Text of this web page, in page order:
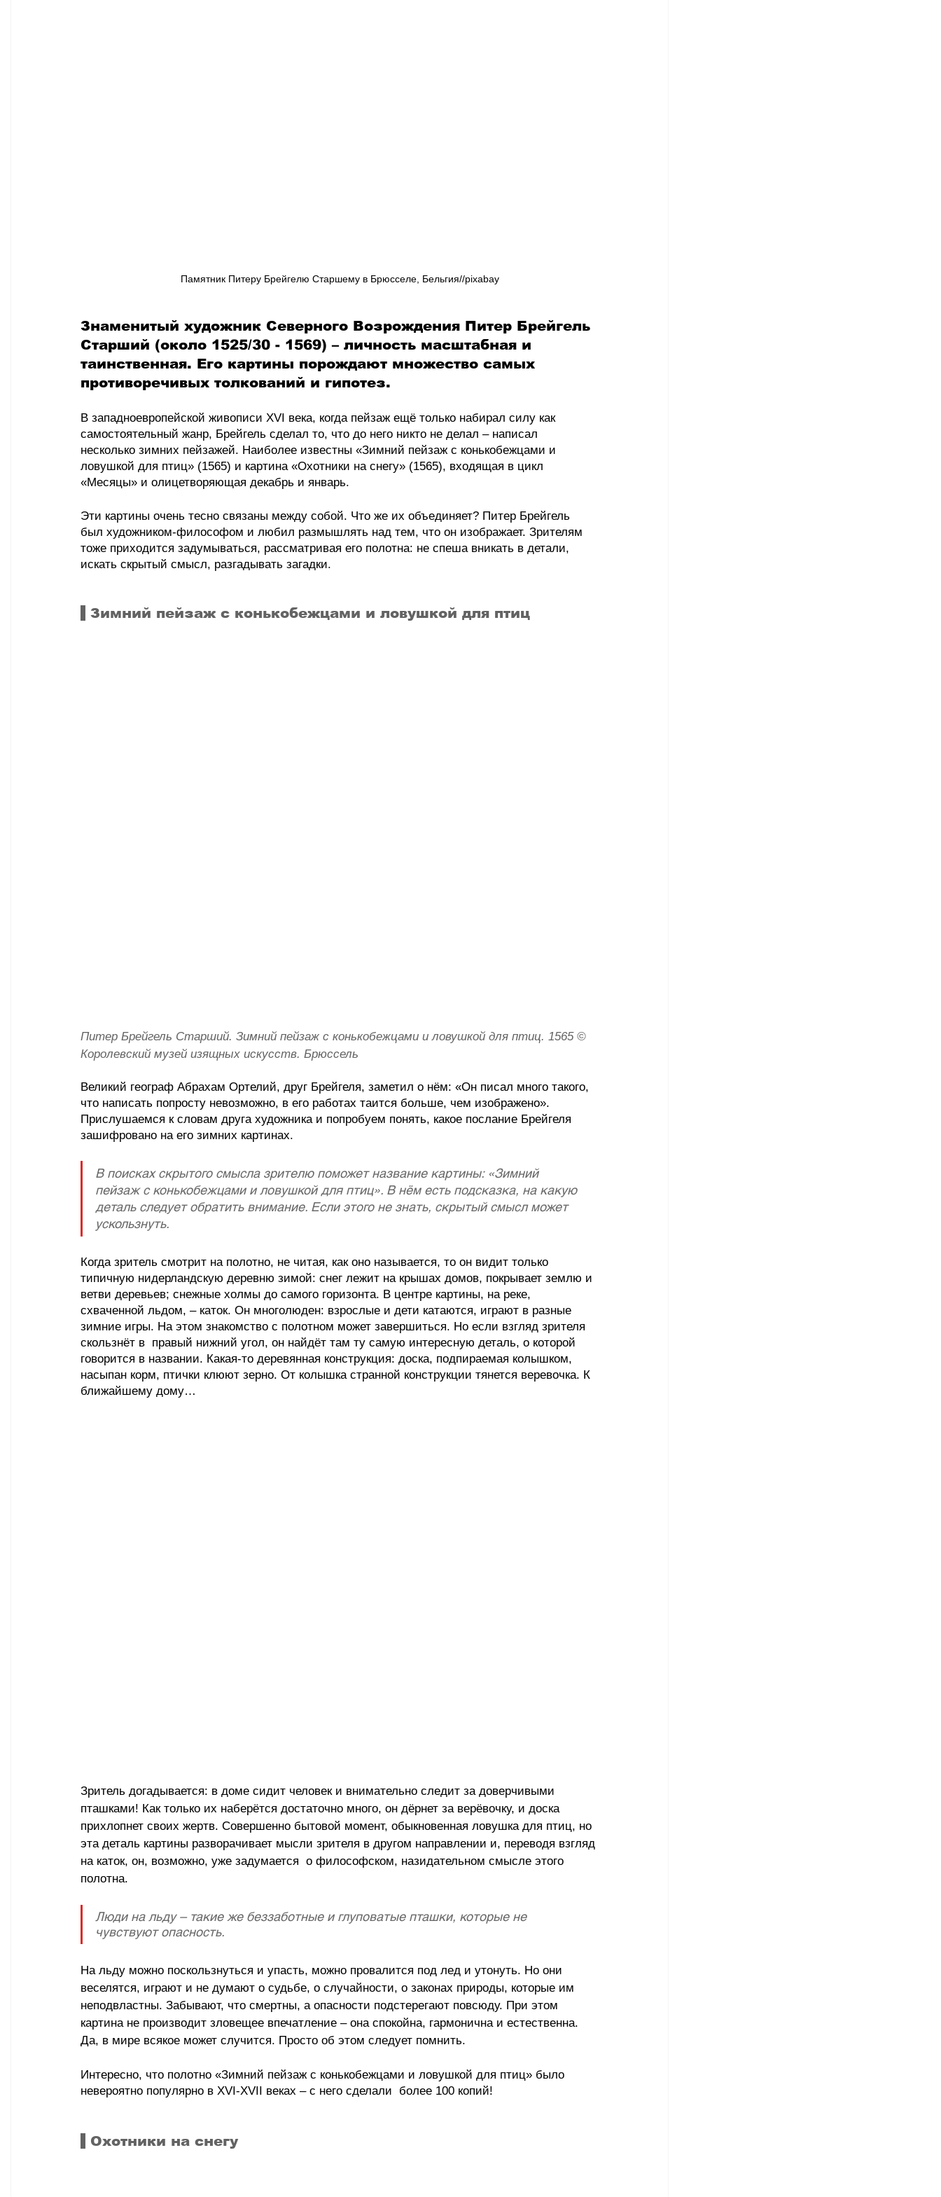
Памятник Питеру Брейгелю Старшему в Брюсселе, Бельгия//pixabay
Знаменитый художник Северного Возрождения Питер Брейгель
Старший (около 1525/30 - 1569) – личность масштабная и
таинственная. Его картины порождают множество самых
противоречивых толкований и гипотез.
В западноевропейской живописи XVI века, когда пейзаж ещё только набирал силу как
самостоятельный жанр, Брейгель сделал то, что до него никто не делал – написал
несколько зимних пейзажей. Наиболее известны «Зимний пейзаж с конькобежцами и
ловушкой для птиц» (1565) и картина «Охотники на снегу» (1565), входящая в цикл
«Месяцы» и олицетворяющая декабрь и январь.
Эти картины очень тесно связаны между собой. Что же их объединяет? Питер Брейгель
был художником-философом и любил размышлять над тем, что он изображает. Зрителям
тоже приходится задумываться, рассматривая его полотна: не спеша вникать в детали,
искать скрытый смысл, разгадывать загадки.
Зимний пейзаж с конькобежцами и ловушкой для птиц
Питер Брейгель Старший. Зимний пейзаж с конькобежцами и ловушкой для птиц. 1565 ©
Королевский музей изящных искусств. Брюссель
Великий географ Абрахам Ортелий, друг Брейгеля, заметил о нём: «Он писал много такого,
что написать попросту невозможно, в его работах таится больше, чем изображено».
Прислушаемся к словам друга художника и попробуем понять, какое послание Брейгеля
В поисках скрытого смысла зрителю поможет название картины: «Зимний
пейзаж с конькобежцами и ловушкой для птиц». В нём есть подсказка, на какую
деталь следует обратить внимание. Если этого не знать, скрытый смысл может
ускользнуть.
Когда зритель смотрит на полотно, не читая, как оно называется, то он видит только
типичную нидерландскую деревню зимой: снег лежит на крышах домов, покрывает землю и
ветви деревьев; снежные холмы до самого горизонта. В центре картины, на реке,
схваченной льдом, – каток. Он многолюден: взрослые и дети катаются, играют в разные
зимние игры. На этом знакомство с полотном может завершиться. Но если взгляд зрителя
скользнёт в  правый нижний угол, он найдёт там ту самую интересную деталь, о которой
говорится в названии. Какая-то деревянная конструкция: доска, подпираемая колышком,
насыпан корм, птички клюют зерно. От колышка странной конструкции тянется веревочка. К
ближайшему дому…
Зритель догадывается: в доме сидит человек и внимательно следит за доверчивыми
пташками! Как только их наберётся достаточно много, он дёрнет за верёвочку, и доска
прихлопнет своих жертв. Совершенно бытовой момент, обыкновенная ловушка для птиц, но
эта деталь картины разворачивает мысли зрителя в другом направлении и, переводя взгляд
на каток, он, возможно, уже задумается  о философском, назидательном смысле этого
полотна.
Люди на льду – такие же беззаботные и глуповатые пташки, которые не
чувствуют опасность.
На льду можно поскользнуться и упасть, можно провалится под лед и утонуть. Но они
веселятся, играют и не думают о судьбе, о случайности, о законах природы, которые им
неподвластны. Забывают, что смертны, а опасности подстерегают повсюду. При этом
картина не производит зловещее впечатление – она спокойна, гармонична и естественна.
Да, в мире всякое может случится. Просто об этом следует помнить.
Интересно, что полотно «Зимний пейзаж с конькобежцами и ловушкой для птиц» было
невероятно популярно в XVI-XVII веках – с него сделали  более 100 копий!
Охотники на снегу